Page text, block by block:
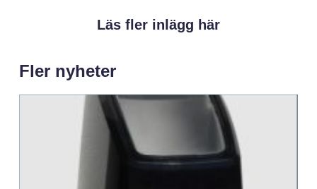
Läs fler inlägg här
Fler nyheter